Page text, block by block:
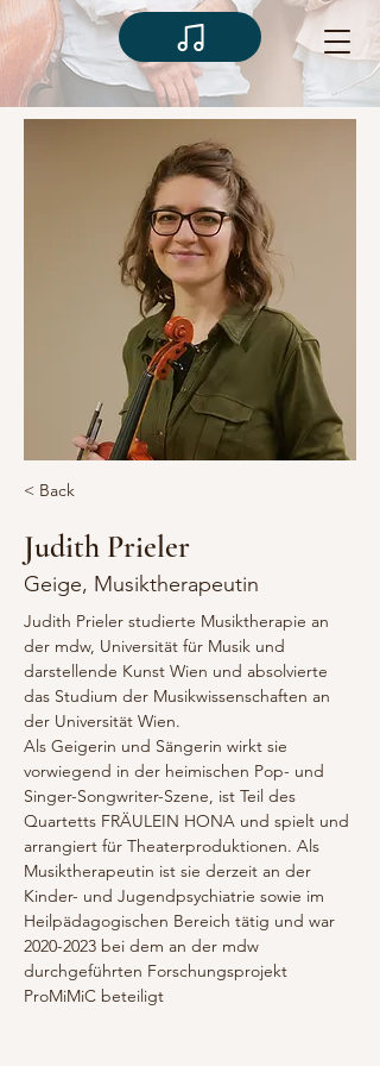
< Back
Judith Prieler
Geige, Musiktherapeutin
Judith Prieler studierte Musiktherapie an
der mdw, Universität für Musik und
darstellende Kunst Wien und absolvierte
das Studium der Musikwissenschaften an
der Universität Wien.
Als Geigerin und Sängerin wirkt sie
vorwiegend in der heimischen Pop- und
Singer-Songwriter-Szene, ist Teil des
Quartetts FRÄULEIN HONA und spielt und
arrangiert für Theaterproduktionen. Als
Musiktherapeutin ist sie derzeit an der
Kinder- und Jugendpsychiatrie sowie im
Heilpädagogischen Bereich tätig und war
2020-2023 bei dem an der mdw
durchgeführten Forschungsprojekt
ProMiMiC beteiligt